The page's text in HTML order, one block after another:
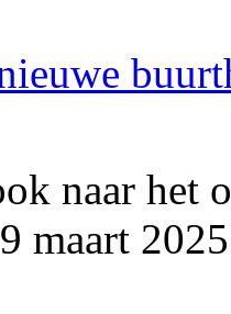
naar het
maart